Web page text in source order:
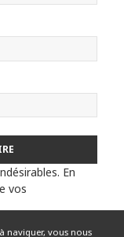
naviguer, vous nous
En
vos